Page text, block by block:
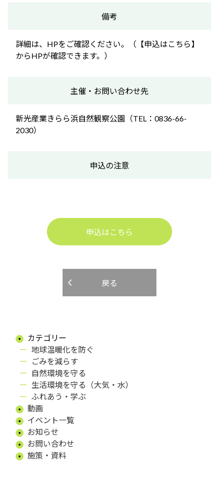
備考
詳細は、HPをご確認ください。（【申込はこちら】
からHPが確認できます。）
主催・お問い合わせ先
新光産業きらら浜自然観察公園（TEL：0836-66-
2030）
申込の注意
申込はこちら
戻る
カテゴリー
地球温暖化を防ぐ
ごみを減らす
自然環境を守る
生活環境を守る（大気・水）
ふれあう・学ぶ
動画
イベント一覧
お知らせ
お問い合わせ
施策・資料